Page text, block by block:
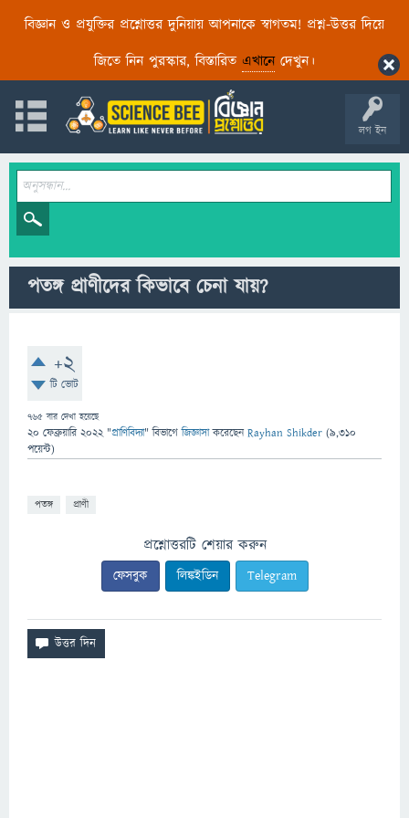
বিজ্ঞান ও প্রযুক্তির প্রশ্নোত্তর দুনিয়ায় আপনাকে স্বাগতম! প্রশ্ন-উত্তর দিয়ে
জিতে নিন পুরস্কার, বিস্তারিত এখানেদেখুন।
লগ ইন
পতঙ্গ প্রাণীদের কিভাবে চেনা যায়?
+2
টি ভোট
765 বার দেখা হয়েছে
20 ফেব্রুয়ারি 2022 "প্রাণিবিদ্যা" বিভাগে জিজ্ঞাসাকরেছেনRayhan Shikder (9,310
পয়েন্ট)
পতঙ্গ প্রাণী
প্রশ্নোত্তরটি শেয়ার করুন
ফেসবুক লিঙ্কইডিন Telegram